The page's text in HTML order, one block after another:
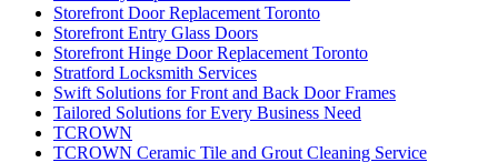
Storefront Door Replacement Toronto
Storefront Entry Glass Doors
Storefront Hinge Door Replacement Toronto
Stratford Locksmith Services
Swift Solutions for Front and Back Door Frames
Tailored Solutions for Every Business Need
TCROWN
TCROWN Ceramic Tile and Grout Cleaning Service